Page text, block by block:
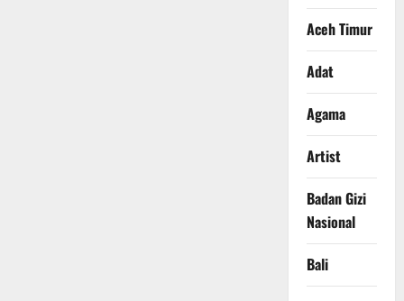
Aceh Timur
Adat
Agama
Artist
Badan Gizi
Nasional
Bali